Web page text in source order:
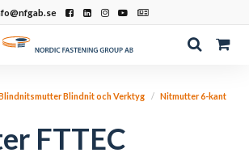
Blindnit och Verktyg
Nitmutter 6-kant
FTTEC